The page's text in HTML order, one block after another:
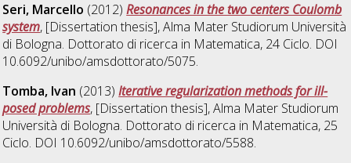
Seri, Marcello (2012)Resonances in the two centers Coulomb
system, [Dissertation thesis], Alma Mater Studiorum Università
di Bologna. Dottorato di ricerca in Matematica, 24 Ciclo. DOI
10.6092/unibo/amsdottorato/5075.
Tomba, Ivan (2013)Iterative regularization methods for ill-
posed problems, [Dissertation thesis], Alma Mater Studiorum
Università di Bologna. Dottorato di ricerca in Matematica, 25
Ciclo. DOI 10.6092/unibo/amsdottorato/5588.